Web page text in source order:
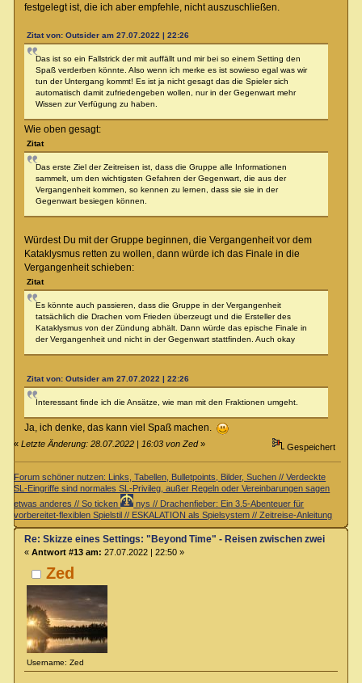
festgelegt ist, die ich aber empfehle, nicht auszuschließen.
Zitat von: Outsider am 27.07.2022 | 22:26
Das ist so ein Fallstrick der mit auffällt und mir bei so einem Setting den
Spaß verderben könnte. Also wenn ich merke es ist sowieso egal was wir
tun der Untergang kommt! Es ist ja nicht gesagt das die Spieler sich
automatisch damit zufriedengeben wollen, nur in der Gegenwart mehr
Wissen zur Verfügung zu haben.
Wie oben gesagt:
Zitat
Das erste Ziel der Zeitreisen ist, dass die Gruppe alle Informationen
sammelt, um den wichtigsten Gefahren der Gegenwart, die aus der
Vergangenheit kommen, so kennen zu lernen, dass sie sie in der
Gegenwart besiegen können.
Würdest Du mit der Gruppe beginnen, die Vergangenheit vor dem
Kataklysmus retten zu wollen, dann würde ich das Finale in die
Vergangenheit schieben:
Zitat
Es könnte auch passieren, dass die Gruppe in der Vergangenheit
tatsächlich die Drachen vom Frieden überzeugt und die Ersteller des
Kataklysmus von der Zündung abhält. Dann würde das epische Finale in
der Vergangenheit und nicht in der Gegenwart stattfinden. Auch okay
Zitat von: Outsider am 27.07.2022 | 22:26
Interessant finde ich die Ansätze, wie man mit den Fraktionen umgeht.
Ja, ich denke, das kann viel Spaß machen.
«Letzte Änderung: 28.07.2022 | 16:03 von Zed» Gespeichert
Forum schöner nutzen: Links, Tabellen, Bulletpoints, Bilder, Suchen // Verdeckte
SL-Eingriffe sind normales SL-Privileg, außer Regeln oder Vereinbarungen sagen
etwas anderes // So ticken
nys // Drachenfieber: Ein 3.5-Abenteuer für
vorbereitet-flexiblen Spielstil // ESKALATION als Spielsystem // Zeitreise-Anleitung
Zed
Username: Zed
Re: Skizze eines Settings: "Beyond Time" - Reisen zwischen zwei
« Antwort #13 am: 27.07.2022 | 22:50 »